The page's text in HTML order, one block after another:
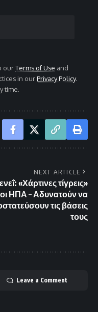
ourTerms of Use and
in ourPrivacy Policy.
time.
NEXT ARTICLE
«Χάρτινες τίγρεις»
οι ΗΠΑ – Αδυνατούν να
τις βάσεις
τους
Leave a Comment